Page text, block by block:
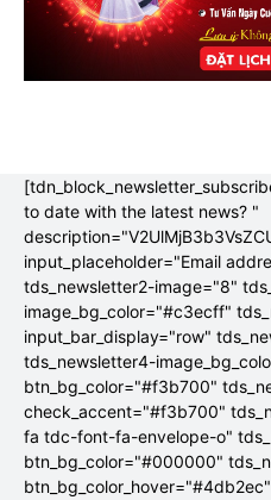
to date with the latest news? "
input_placeholder="Email
tds_newsletter2-image="8"
image_bg_color="#c3ecff"
input_bar_display="row"
tds_newsletter4-
btn_bg_color="#f3b700"
check_accent="#f3b700"
fa tdc-font-fa-envelope-o"
btn_bg_color="#000000"